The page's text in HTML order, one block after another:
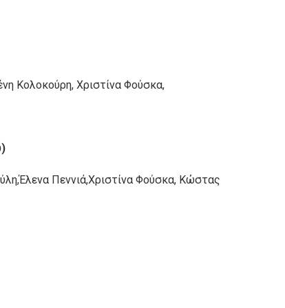
Κολοκούρη, Χριστίνα Φούσκα,
Πεννιά,Χριστίνα Φούσκα, Κώστας